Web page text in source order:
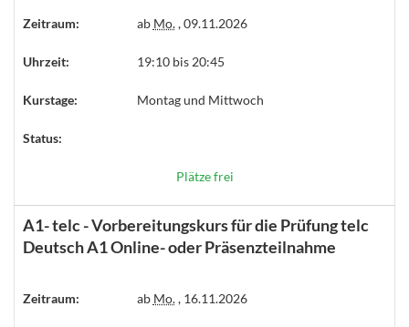
Zeitraum: ab Mo., 09.11.2026
Uhrzeit: 19:10 bis 20:45
Kurstage: Montag und Mittwoch
Status:
Plätze frei
A1- telc - Vorbereitungskurs für die Prüfung telc
Deutsch A1 Online- oder Präsenzteilnahme
Zeitraum: ab Mo., 16.11.2026